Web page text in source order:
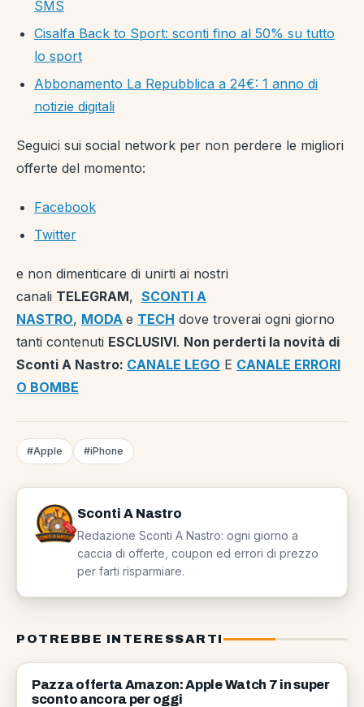
SMS
Cisalfa Back to Sport: sconti fino al 50% su tutto
lo sport
Abbonamento La Repubblica a 24€: 1 anno di
notizie digitali
Seguici sui social network per non perdere le migliori
offerte del momento:
Facebook
Twitter
e non dimenticare di unirti ai nostri
canali TELEGRAM, SCONTI A
NASTRO, MODA e TECH dove troverai ogni giorno
tanti contenuti ESCLUSIVI. Non perderti la novità di
Sconti A Nastro: CANALE LEGO E CANALE ERRORI
O BOMBE
#Apple #iPhone
Sconti A Nastro
Redazione Sconti A Nastro: ogni giorno a
caccia di offerte, coupon ed errori di prezzo
per farti risparmiare.
POTREBBE INTERESSARTI
APPLE
Pazza offerta Amazon: Apple Watch 7 in super
sconto ancora per oggi